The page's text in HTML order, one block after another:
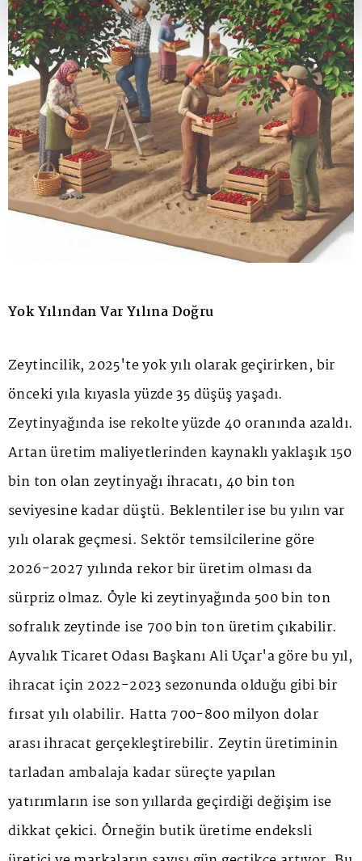
Yok Yılından Var Yılına Doğru
Zeytincilik, 2025'te yok yılı olarak geçirirken, bir
önceki yıla kıyasla yüzde 35 düşüş yaşadı.
Zeytinyağında ise rekolte yüzde 40 oranında azaldı.
Artan üretim maliyetlerinden kaynaklı yaklaşık 150
bin ton olan zeytinyağı ihracatı, 40 bin ton
seviyesine kadar düştü. Beklentiler ise bu yılın var
yılı olarak geçmesi. Sektör temsilcilerine göre
2026-2027 yılında rekor bir üretim olması da
sürpriz olmaz. Öyle ki zeytinyağında 500 bin ton
sofralık zeytinde ise 700 bin ton üretim çıkabilir.
Ayvalık Ticaret Odası Başkanı Ali Uçar'a göre bu yıl,
ihracat için 2022-2023 sezonunda olduğu gibi bir
fırsat yılı olabilir. Hatta 700-800 milyon dolar
arası ihracat gerçekleştirebilir. Zeytin üretiminin
tarladan ambalaja kadar süreçte yapılan
yatırımların ise son yıllarda geçirdiği değişim ise
dikkat çekici. Örneğin butik üretime endeksli